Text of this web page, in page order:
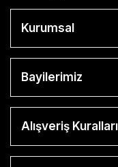
Kurumsal
Bayilerimiz
Alışveriş Kuralları